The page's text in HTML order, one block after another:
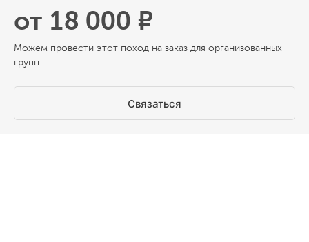
от 18 000 ₽
Можем провести этот поход на заказ для организованных
групп.
Связаться